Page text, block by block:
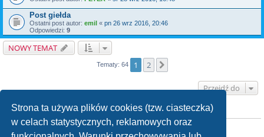
Strona ta używa plików cookies (tzw. ciasteczka)
w celach statystycznych, reklamowych oraz
Post giełda
Ostatni post autor: emil « pn 26 wrz 2016, 20:46
Odpowiedzi: 9
NOWY TEMAT
Tematy: 64 1 2
Przejdź do
KTO JEST ONLINE
Użytkownicy przeglądający to forum: Obecnie na forum nie ma żadnego
zarejestrowanego użytkownika i 1 gość